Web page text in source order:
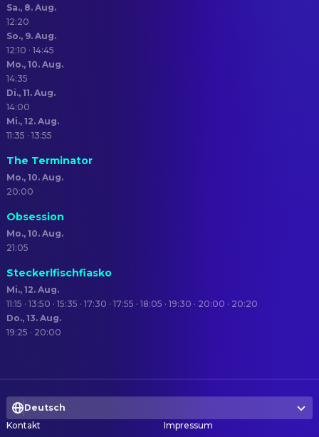
Sa., 8. Aug.
12:20
So., 9. Aug.
12:10 · 14:45
Mo., 10. Aug.
14:35
Di., 11. Aug.
14:00
Mi., 12. Aug.
11:35 · 13:55
The Terminator
Mo., 10. Aug.
20:00
Obsession
Mo., 10. Aug.
21:05
Steckerlfischfiasko
Mi., 12. Aug.
11:15 · 13:50 · 15:35 · 17:30 · 17:55 · 18:05 · 19:30 · 20:00 · 20:20
Do., 13. Aug.
19:25 · 20:00
Deutsch
Kontakt
Impressum